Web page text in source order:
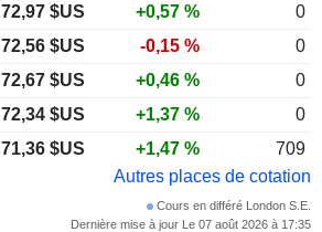
72,97 $US +0,57 %
0
72,56 $US -0,15 %
0
72,67 $US +0,46 %
0
72,34 $US +1,37 %
0
71,36 $US +1,47 %
709
Autres places de cotation
Cours en différé London S.E.
Dernière mise à jour Le 07 août 2026 à 17:35